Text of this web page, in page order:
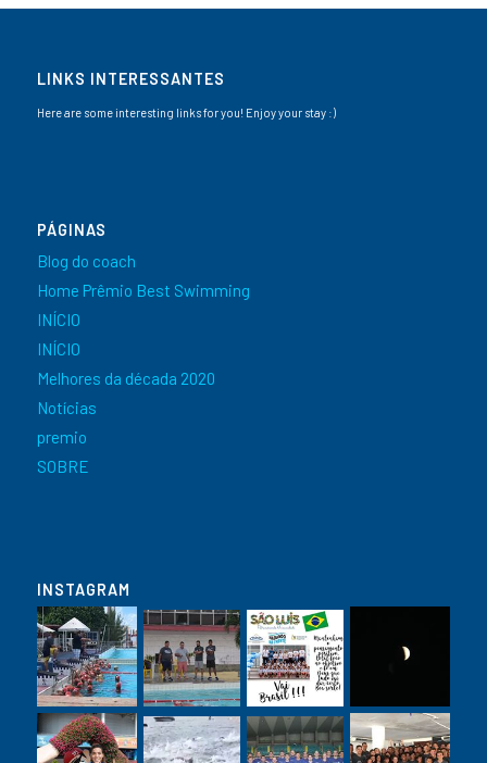
LINKS INTERESSANTES
Here are some interesting links for you! Enjoy your stay :)
PÁGINAS
Blog do coach
Home Prêmio Best Swimming
INÍCIO
INÍCIO
Melhores da década 2020
Notícias
premio
SOBRE
INSTAGRAM